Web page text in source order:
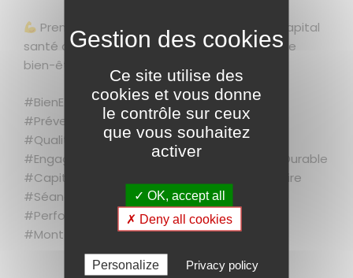
Prendre soin de sa santé et préserver le capital
santé de chacun est essentiel pour garantir le
bien-être, jour après jour.
#BienEtreAuTravail #SantéAuTravail
#PréventionTMS #SportEnEntreprise
#QualitéDeVieAuTravail #TeamBoisdellys
#EngagementCollaborateur #ConstructionDurable
#CapitalSanté #RH #RenforcementMusculaire
#SéanceDeSport #MotivationAuTravail
#Performance #Sport #BoisDellys #Rennes
#Montfort #Montfortcommunauté
Ce site utilise des
cookies et vous donne
le contrôle sur ceux
que vous souhaitez
activer
✓ OK, accept all
✗ Deny all cookies
Personalize Privacy policy